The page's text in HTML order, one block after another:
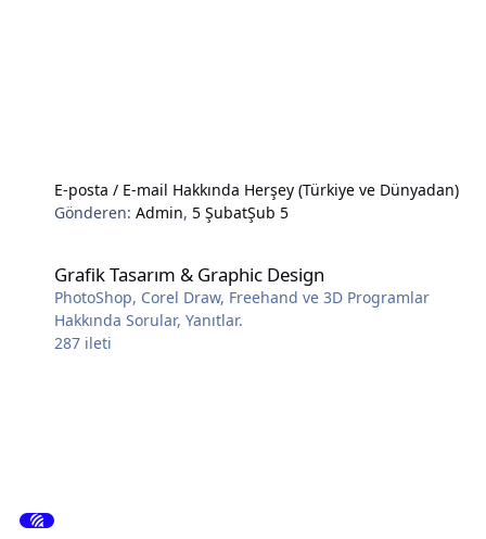
E-posta / E-mail Hakkında Herşey (Türkiye ve Dünyadan)
Gönderen:Admin,5 ŞubatŞub 5
Grafik Tasarım & Graphic Design
PhotoShop, Corel Draw, Freehand ve 3D Programlar
Hakkında Sorular, Yanıtlar.
287 ileti